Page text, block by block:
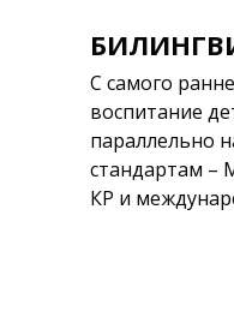
С самого
воспитание
параллельно
стандартам –
КР и